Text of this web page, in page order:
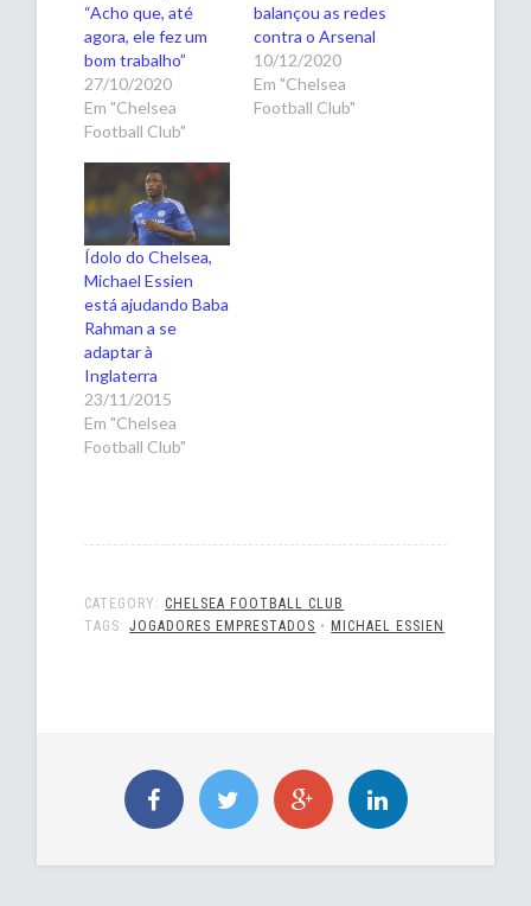
“Acho que, até
agora, ele fez um
bom trabalho”
27/10/2020
Em "Chelsea
Football Club"
balançou as redes
contra o Arsenal
10/12/2020
Em "Chelsea
Football Club"
Ídolo do Chelsea,
Michael Essien
está ajudando Baba
Rahman a se
adaptar à
Inglaterra
23/11/2015
Em "Chelsea
Football Club"
CATEGORY: CHELSEA FOOTBALL CLUB
TAGS:JOGADORES EMPRESTADOS • MICHAEL ESSIEN